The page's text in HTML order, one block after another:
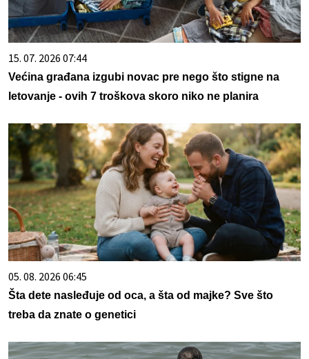
15. 07. 2026 07:44
Većina građana izgubi novac pre nego što stigne na
letovanje - ovih 7 troškova skoro niko ne planira
05. 08. 2026 06:45
Šta dete nasleđuje od oca, a šta od majke? Sve što
treba da znate o genetici